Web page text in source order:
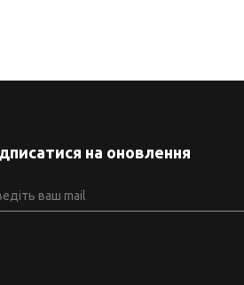
на оновлення